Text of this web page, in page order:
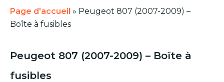
Page d'accueil » Peugeot 807 (2007-2009) –
Boîte à fusibles
Peugeot 807 (2007-2009) – Boîte à
fusibles